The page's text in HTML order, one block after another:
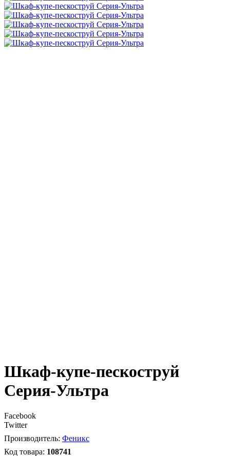
Шкаф-купе-пескоструй
Серия-Ультра
Facebook
Twitter
Феникс
108741